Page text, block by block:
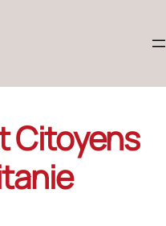
Citoyens